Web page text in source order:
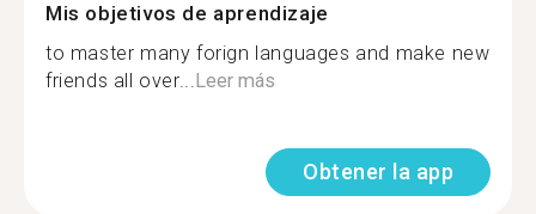
Mis objetivos de aprendizaje
to master many forign languages and make new
friends all over...Leer más
Obtener la app